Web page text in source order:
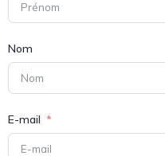
Nom
E-mail